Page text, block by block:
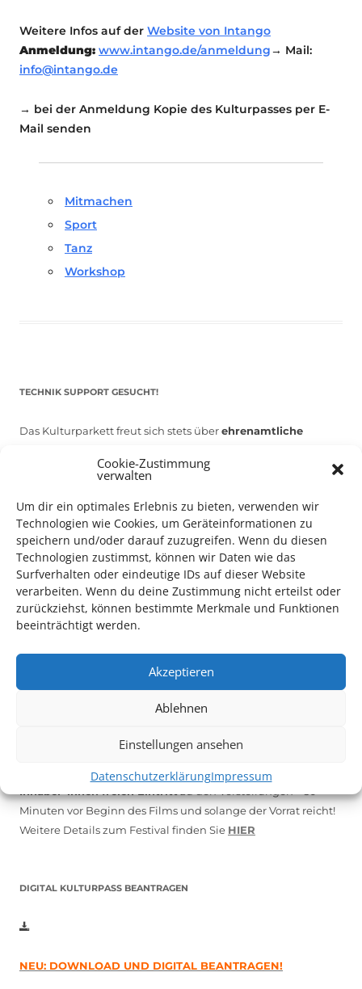
Cookie-Zustimmung
verwalten
Um dir ein optimales Erlebnis zu bieten, verwenden wir
Technologien wie Cookies, um Geräteinformationen zu
speichern und/oder darauf zuzugreifen. Wenn du diesen
Technologien zustimmst, können wir Daten wie das
Surfverhalten oder eindeutige IDs auf dieser Website
verarbeiten. Wenn du deine Zustimmung nicht erteilst oder
zurückziehst, können bestimmte Merkmale und Funktionen
beeinträchtigt werden.
Akzeptieren
Ablehnen
Einstellungen ansehen
DatenschutzerklärungImpressum
Weitere Infos auf der Website von Intango
Anmeldung: www.intango.de/anmeldung→ Mail:
info@intango.de
→ bei der Anmeldung Kopie des Kulturpasses per E-
Mail senden
Mitmachen
Sport
Tanz
Workshop
TECHNIK SUPPORT GESUCHT!
Das Kulturparkett freut sich stets überehrenamtliche
melden Sie sich unterinfo@kulturparkett-rhein-neckar.de
*KULTURTIPP SOMMERPAUSE: FESTIVAL DES DEUTSCHEN FILMS*
in Ludwigshafen statt.
Vom 19. August bist zum 9. Septemberhaben
Minuten vor Beginn des Films und solange der Vorrat reicht!
Weitere Details zum Festival finden Sie HIER
DIGITAL KULTURPASS BEANTRAGEN
NEU: DOWNLOAD UND DIGITAL BEANTRAGEN!